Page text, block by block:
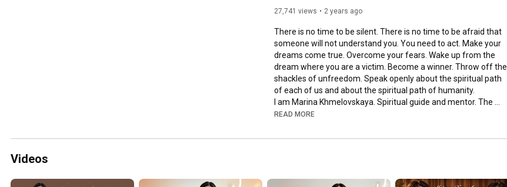
27,741 views 2 years ago
There is no time to be silent. There is no time to be afraid that
someone will not understand you. You need to act. Make your
dreams come true. Overcome your fears. Wake up from the
dream where you are a victim. Become a winner. Throw off the
shackles of unfreedom. Speak openly about the spiritual path
of each of us and about the spiritual path of humanity.
I am Marina Khmelovskaya. Spiritual guide and mentor. The
most famous karmologist of Ukraine. And on my YouTube
will understand what karma is and how to create absolutely
and become the Creator of your reality, I will help you on this
READ MORE
Videos